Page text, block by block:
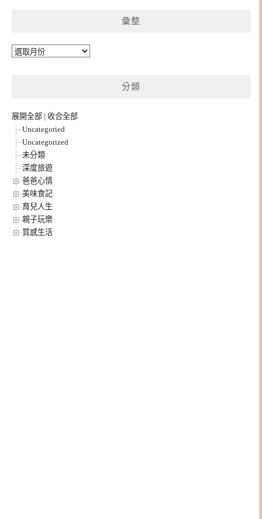
彙整
彙
分類
展開全部 | 收合全部
Uncategoried
Uncategorized
未分類
深度旅遊
爸爸心情
美味食記
育兒人生
親子玩樂
質感生活